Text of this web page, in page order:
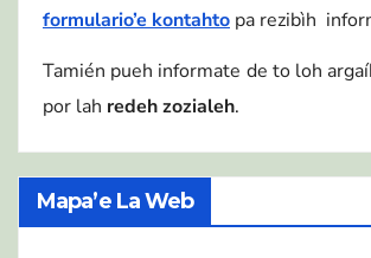
formulario’e kontahto pa rezibìh
Tamién pueh informate de to loh
por lah redeh zozialeh.
Mapa’e La Web